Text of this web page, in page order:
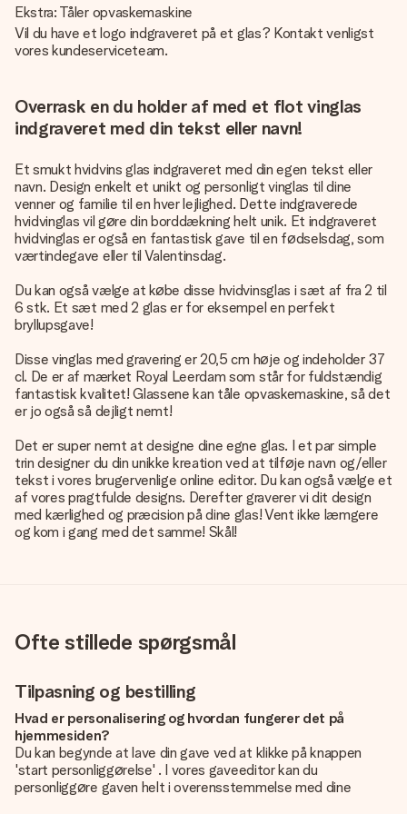
Ekstra: Tåler opvaskemaskine
Vil du have et logo indgraveret på et glas? Kontakt venligst
vores kundeserviceteam.
Overrask en du holder af med et flot vinglas
indgraveret med din tekst eller navn!
Et smukt hvidvins glas indgraveret med din egen tekst eller
navn. Design enkelt et unikt og personligt vinglas til dine
venner og familie til en hver lejlighed. Dette indgraverede
hvidvinglas vil gøre din borddækning helt unik. Et indgraveret
hvidvinglas er også en fantastisk gave til en fødselsdag, som
værtindegave eller til Valentinsdag.
Du kan også vælge at købe disse hvidvinsglas i sæt af fra 2 til
6 stk. Et sæt med 2 glas er for eksempel en perfekt
bryllupsgave!
Disse vinglas med gravering er 20,5 cm høje og indeholder 37
cl. De er af mærket Royal Leerdam som står for fuldstændig
fantastisk kvalitet! Glassene kan tåle opvaskemaskine, så det
er jo også så dejligt nemt!
Det er super nemt at designe dine egne glas. I et par simple
trin designer du din unikke kreation ved at tilføje navn og/eller
tekst i vores brugervenlige online editor. Du kan også vælge et
af vores pragtfulde designs. Derefter graverer vi dit design
med kærlighed og præcision på dine glas! Vent ikke læmgere
og kom i gang med det samme! Skål!
Ofte stillede spørgsmål
Tilpasning og bestilling
Hvad er personalisering og hvordan fungerer det på
hjemmesiden?
Du kan begynde at lave din gave ved at klikke på knappen
'start personliggørelse' . I vores gaveeditor kan du
personliggøre gaven helt i overensstemmelse med dine